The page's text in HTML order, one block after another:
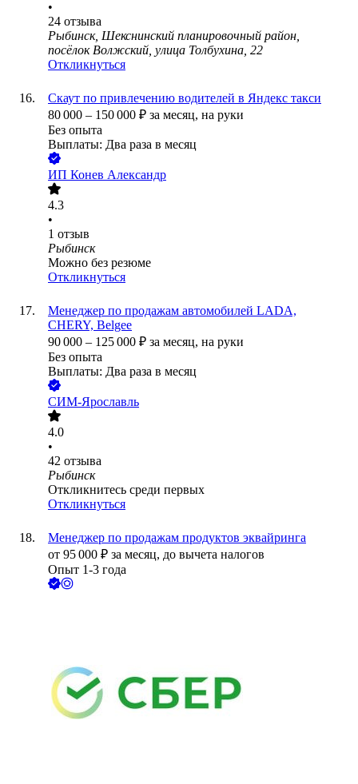
•
24 отзыва
Рыбинск, Шекснинский планировочный район,
посёлок Волжский, улица Толбухина, 22
Откликнуться
Скаут по привлечению водителей в Яндекс такси
80 000 – 150 000 ₽ за месяц, на руки
Без опыта
Выплаты: Два раза в месяц
ИП Конев Александр
4.3
•
1 отзыв
Рыбинск
Можно без резюме
Откликнуться
Менеджер по продажам автомобилей LADA,
СНERY, Belgee
90 000 – 125 000 ₽ за месяц, на руки
Без опыта
Выплаты: Два раза в месяц
СИМ-Ярославль
4.0
•
42 отзыва
Рыбинск
Откликнитесь среди первых
Откликнуться
Менеджер по продажам продуктов эквайринга
от 95 000 ₽ за месяц, до вычета налогов
Опыт 1-3 года